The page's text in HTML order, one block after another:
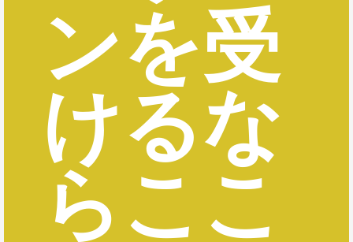
ンを受
けるな
らここ